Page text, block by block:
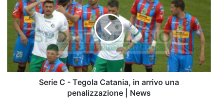
Tegola
Catania,
arrivo
una
penalizzazione
Serie C - Tegola Catania, in arrivo una
penalizzazione | News